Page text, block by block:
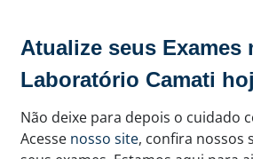
Atualize seus Exames
Laboratório Camati
Não deixe para depois o cuidado
Acesse nosso site, confira nossos